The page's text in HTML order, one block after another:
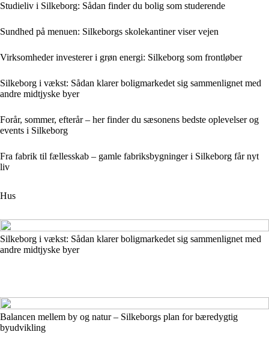
Studieliv i Silkeborg: Sådan finder du bolig som studerende
Sundhed på menuen: Silkeborgs skolekantiner viser vejen
Virksomheder investerer i grøn energi: Silkeborg som frontløber
Silkeborg i vækst: Sådan klarer boligmarkedet sig sammenlignet med
andre midtjyske byer
Forår, sommer, efterår – her finder du sæsonens bedste oplevelser og
events i Silkeborg
Fra fabrik til fællesskab – gamle fabriksbygninger i Silkeborg får nyt
liv
Hus
Silkeborg i vækst: Sådan klarer boligmarkedet sig sammenlignet med
andre midtjyske byer
Balancen mellem by og natur – Silkeborgs plan for bæredygtig
byudvikling